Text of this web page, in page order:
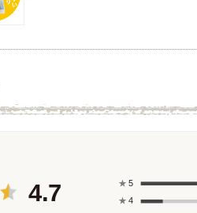
4.7 ★ 5
★ 4